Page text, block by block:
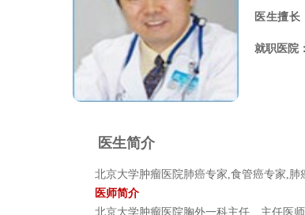
医生擅长
就职医院：
医生简介
北京大学肿瘤医院肺癌专家,食管癌专家,肺
医师简介
北京大学肿瘤医院胸外一科主任、主任医师